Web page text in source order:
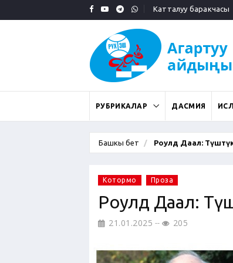
Катталуу баракчасы
РУБРИКАЛАР ДАСМИЯ
Башкы бет Роулд Даал:
Котормо Проза
Роулд Даал:
21.01.2025 205